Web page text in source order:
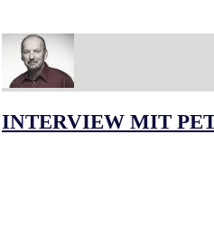
INTERVIEW MIT